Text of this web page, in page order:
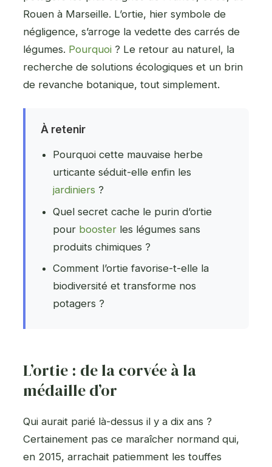
Rouen à Marseille. L’ortie, hier symbole de
négligence, s’arroge la vedette des carrés de
légumes. Pourquoi ? Le retour au naturel, la
recherche de solutions écologiques et un brin
de revanche botanique, tout simplement.
À retenir
Pourquoi cette mauvaise herbe
urticante séduit-elle enfin les
jardiniers ?
Quel secret cache le purin d’ortie
pour booster les légumes sans
produits chimiques ?
Comment l’ortie favorise-t-elle la
biodiversité et transforme nos
potagers ?
L’ortie : de la corvée à la
médaille d’or
Qui aurait parié là-dessus il y a dix ans ?
Certainement pas ce maraîcher normand qui,
en 2015, arrachait patiemment les touffes